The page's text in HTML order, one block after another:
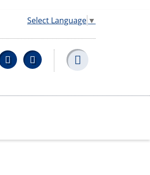
Select Language ▼
YouTubeWikipedia